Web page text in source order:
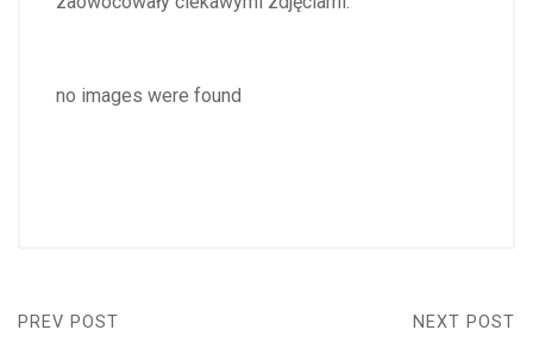
no images were found
PREV POST NEXT POST